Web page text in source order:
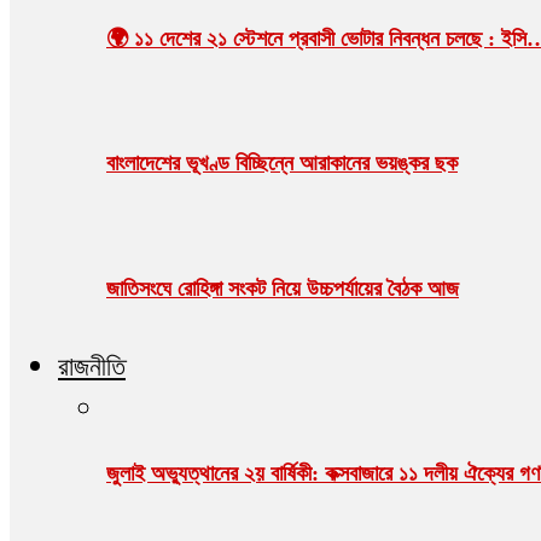
🌍 ১১ দেশের ২১ স্টেশনে প্রবাসী ভোটার নিবন্ধন চলছে :
বাংলাদেশের ভূখণ্ড বিচ্ছিন্নে আরাকানের ভয়ঙ্কর ছক
জাতিসংঘে রোহিঙ্গা সংকট নিয়ে উচ্চপর্যায়ের বৈঠক আজ
রাজনীতি
জুলাই অভ্যুত্থানের ২য় বার্ষিকী: কক্সবাজারে ১১ দলীয় ঐক্যের